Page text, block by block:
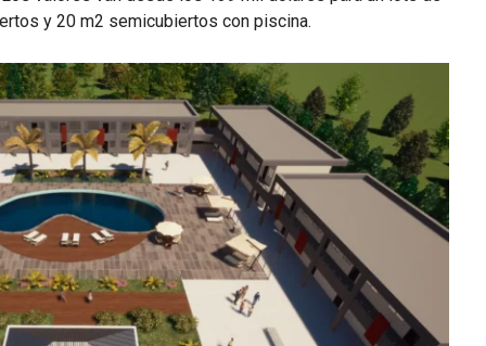
y 20 m2 semicubiertos con piscina.